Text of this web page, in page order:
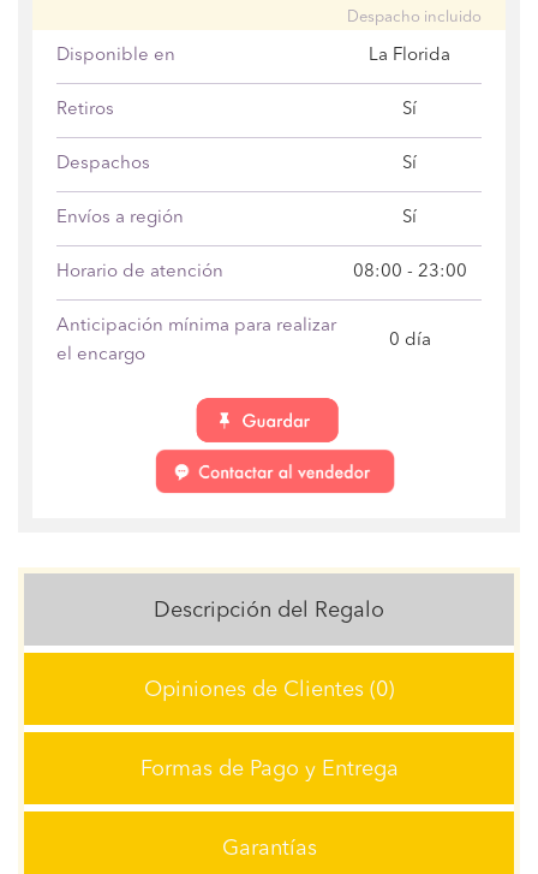
Despacho incluido
Disponible en La Florida
Retiros Sí
Despachos Sí
Envíos a región Sí
Horario de atención 08:00 - 23:00
Anticipación mínima para realizar
el encargo
0 día
Descripción del Regalo
Opiniones de Clientes (0)
Formas de Pago y Entrega
Garantías